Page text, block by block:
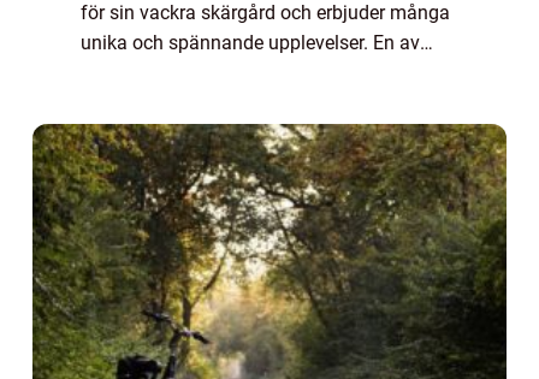
för sin vackra skärgård och erbjuder många
unika och spännande upplevelser. En av
omgivnin...